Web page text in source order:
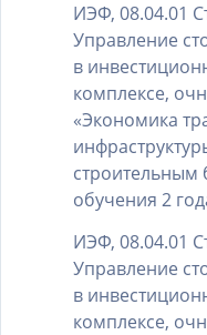
ИЭФ, 08.04.01
Управление
в
комплексе,
«Экономика
строительным
обучения 2
ИЭФ, 08.04.01
Управление
в
комплексе,